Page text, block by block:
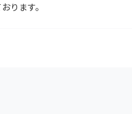
ります。